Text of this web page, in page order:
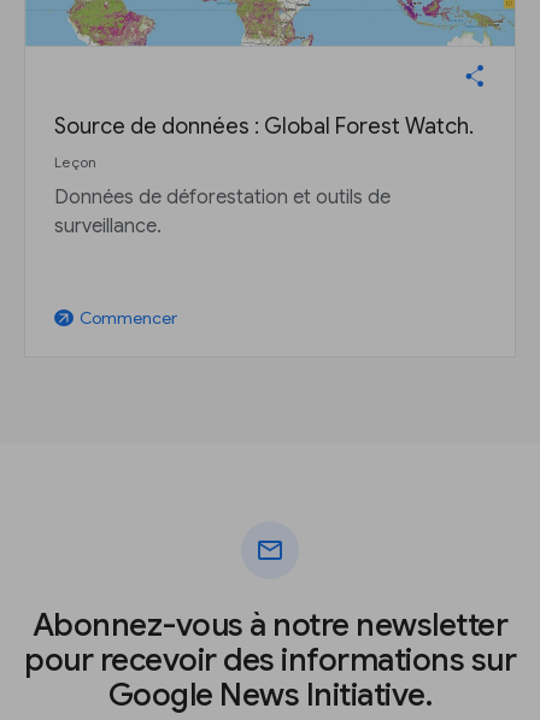
Source de données : Global Forest Watch.
Leçon
Données de déforestation et outils de
surveillance.
arrow_outward Commencer
mail
Abonnez-vous à notre newsletter
pour recevoir des informations sur
Google News Initiative.